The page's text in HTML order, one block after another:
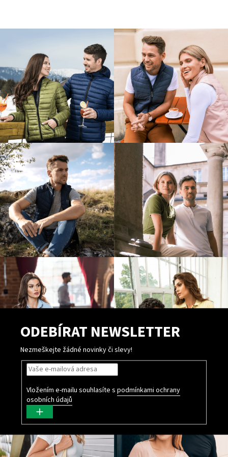
ODEBÍRAT NEWSLETTER
Nezmeškejte žádné novinky či slevy!
Vložením e-mailu souhlasíte s podmínkami ochrany
osobních údajů
PŘIHLÁSIT
SE